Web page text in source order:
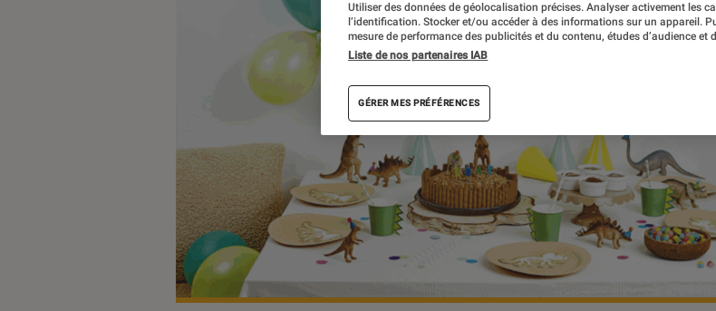
Utiliser des données de géolocalisation précises. Analyser activement les
l’identification. Stocker et/ou accéder à des informations sur un appareil.
mesure de performance des publicités et du contenu, études d’audience et
Liste de nos partenaires IAB
GÉRER MES PRÉFÉRENCES